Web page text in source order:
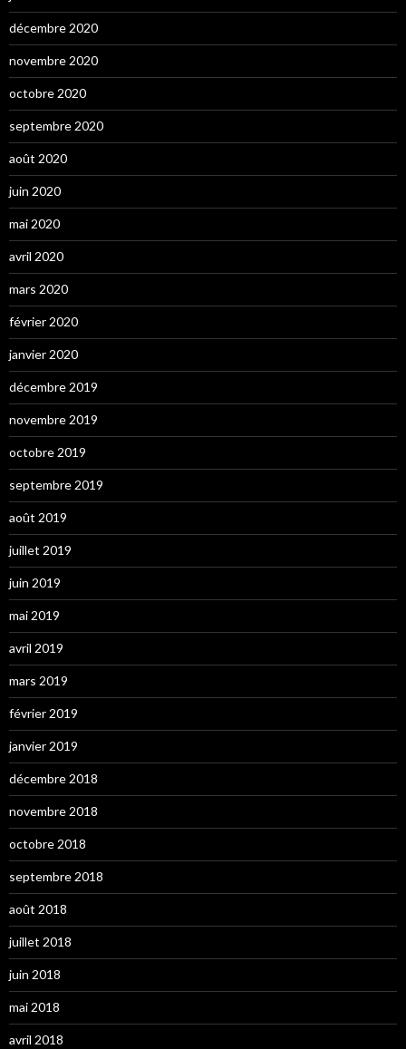
décembre 2020
novembre 2020
octobre 2020
septembre 2020
août 2020
juin 2020
mai 2020
avril 2020
mars 2020
février 2020
janvier 2020
décembre 2019
novembre 2019
octobre 2019
septembre 2019
août 2019
juillet 2019
juin 2019
mai 2019
avril 2019
mars 2019
février 2019
janvier 2019
décembre 2018
novembre 2018
octobre 2018
septembre 2018
août 2018
juillet 2018
juin 2018
mai 2018
avril 2018